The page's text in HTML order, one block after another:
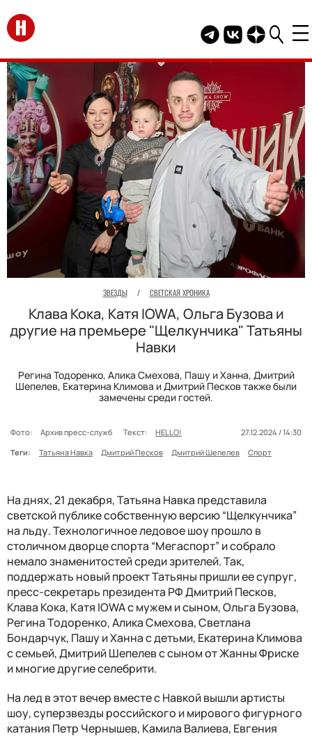
Перейти на главную
Telegram канал
Группа HELLO
Канал
ЗВЕЗДЫ / СВЕТСКАЯ ХРОНИКА
Клава Кока, Катя IOWA, Ольга Бузова и
другие на премьере "Щелкунчика" Татьяны
Навки
Регина Тодоренко, Алика Смехова, Пашу и Ханна, Дмитрий
Шепелев, Екатерина Климова и Дмитрий Песков также были
замечены среди гостей.
Фото: Архив пресс-служб Текст: HELLO!
27.12.2024 / 14:30
Теги:
Татьяна Навка Дмитрий Песков Дмитрий Шепелев Спорт
На днях, 21 декабря, Татьяна Навка представила
светской публике собственную версию “Щелкунчика”
на льду. Технологичное ледовое шоу прошло в
столичном дворце спорта “Мегаспорт” и собрало
немало знаменитостей среди зрителей. Так,
поддержать новый проект Татьяны пришли ее супруг,
пресс-секретарь президента РФ Дмитрий Песков,
Клава Кока, Катя IOWA с мужем и сыном, Ольга Бузова,
Регина Тодоренко, Алика Смехова, Светлана
Бондарчук, Пашу и Ханна с детьми, Екатерина Климова
с семьей, Дмитрий Шепелев с сыном от Жанны Фриске
и многие другие селебрити.
На лед в этот вечер вместе с Навкой вышли артисты
шоу, суперзвезды российского и мирового фигурного
катания Петр Чернышев, Камила Валиева, Евгения